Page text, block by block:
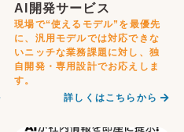
AI開発サービス
現場で“使えるモデル”を最優先
に、汎用モデルでは対応できな
いニッチな業務課題に対し、独
自開発・専用設計でお応えしま
す。
詳しくはこちらから